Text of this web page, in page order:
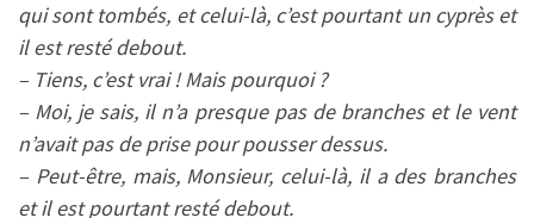
qui sont tombés, et celui-là, c’est pourtant un cyprès et
il est resté debout.
– Tiens, c’est vrai ! Mais pourquoi ?
– Moi, je sais, il n’a presque pas de branches et le vent
n’avait pas de prise pour pousser dessus.
– Peut-être, mais, Monsieur, celui-là, il a des branches
et il est pourtant resté debout.